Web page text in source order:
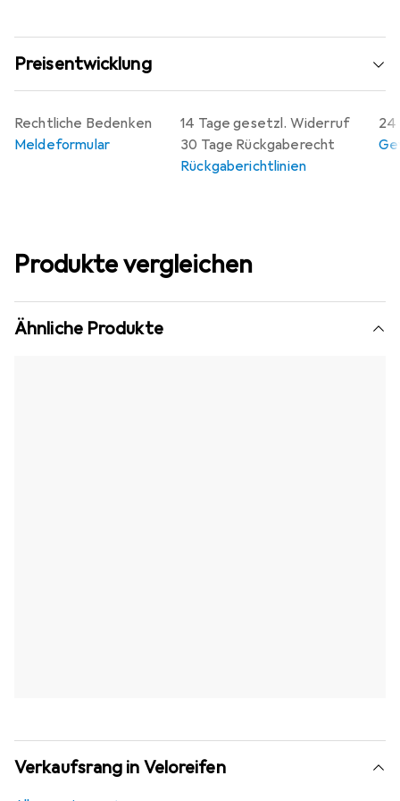
Preisentwicklung
14 Tage gesetzl. Widerruf
30 Tage Rückgaberecht
Rückgaberichtlinien
24
Rechtliche Bedenken
Meldeformular
Produkte vergleichen
Ähnliche Produkte
Verkaufsrang in Veloreifen